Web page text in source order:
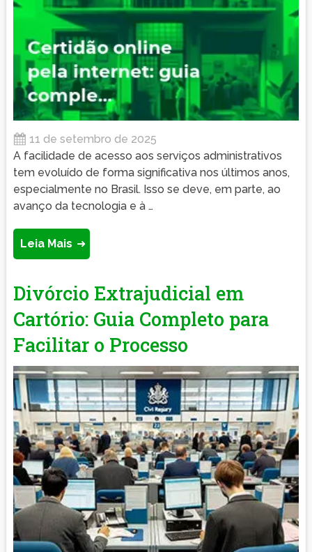
11 de setembro de 2025
A facilidade de acesso aos serviços administrativos
tem evoluído de forma significativa nos últimos anos,
especialmente no Brasil. Isso se deve, em parte, ao
avanço da tecnologia e à …
Leia Mais
Divórcio Extrajudicial em
Cartório: Guia Completo para
Facilitar o Processo